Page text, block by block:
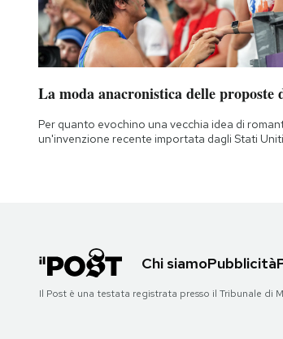
La moda anacronistica delle
Per quanto evochino una vecchia idea di
un'invenzione recente importata dagli Stati Uniti
Chi siamoPubblicità
Il Post è una testata registrata presso il Tribunale